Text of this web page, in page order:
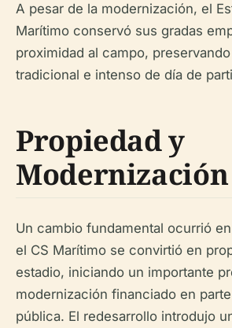
A pesar de la modernización, el
Marítimo conservó sus gradas
proximidad al campo,
tradicional e intenso de día de
Propiedad y
Modernización
Un cambio fundamental ocurrió
el CS Marítimo se convirtió en
estadio, iniciando un importante
modernización financiado en
pública. El redesarrollo introdujo